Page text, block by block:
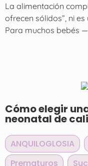
La alimentación
ofrecen sólidos”, ni
Para muchos bebés
Cómo elegir
neonatal de
ANQUILOGLOSIA
Prematuros